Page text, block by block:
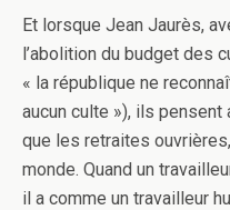
Et lorsque Jean Jaurès,
l’abolition du budget des
« la république ne
aucun culte »), ils
que les retraites
monde. Quand un
il a comme un travailleur